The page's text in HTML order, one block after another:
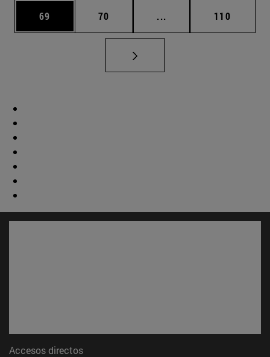
Página
69 Página
70 ... Páginas intermedias
Página
110
Accesos directos